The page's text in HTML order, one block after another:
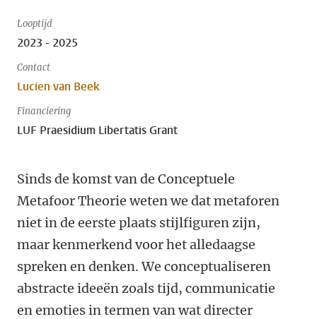
Looptijd
2023 - 2025
Contact
Lucien van Beek
Financiering
LUF Praesidium Libertatis Grant
Sinds de komst van de Conceptuele
Metafoor Theorie weten we dat metaforen
niet in de eerste plaats stijlfiguren zijn,
maar kenmerkend voor het alledaagse
spreken en denken. We conceptualiseren
abstracte ideeën zoals tijd, communicatie
en emoties in termen van wat directer